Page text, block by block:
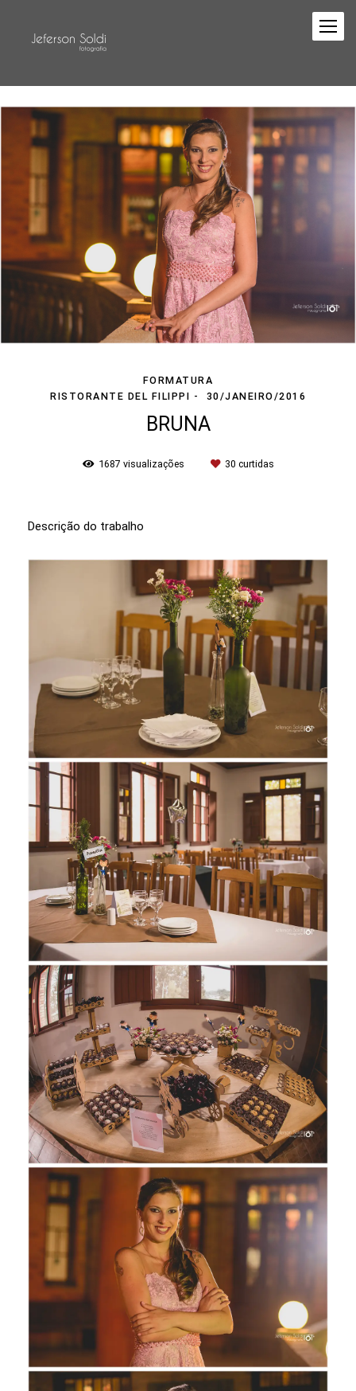
FORMATURA
RISTORANTE DEL FILIPPI
30/JANEIRO/2016
BRUNA
1687 visualizações 30 curtidas
Descrição do trabalho